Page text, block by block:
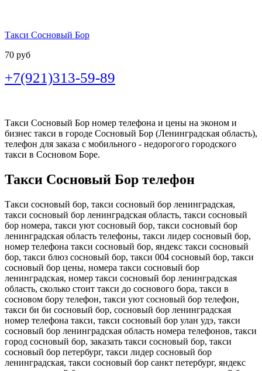
Такси Сосновый Бор
70 руб
+7(921)313-59-89
Такси Сосновый Бор номер телефона и цены на эконом и
бизнес такси в городе Сосновый Бор (Ленинградская область),
телефон для заказа с мобильного - недорогого городского
такси в Сосновом Боре.
Такси Сосновый Бор телефон
Такси сосновый бор, такси сосновый бор ленинградская,
такси сосновый бор ленинградская область, такси сосновый
бор номера, такси уют сосновый бор, такси сосновый бор
ленинградская область телефоны, такси лидер сосновый бор,
номер телефона такси сосновый бор, яндекс такси сосновый
бор, такси блюз сосновый бор, такси 004 сосновый бор, такси
сосновый бор цены, номера такси сосновый бор
ленинградская, номер такси сосновый бор ленинградская
область, сколько стоит такси до соснового бора, такси в
сосновом бору телефон, такси уют сосновый бор телефон,
такси би би сосновый бор, сосновый бор ленинградская
номер телефона такси, такси сосновый бор улан удэ, такси
сосновый бор ленинградская область номера телефонов, такси
город сосновый бор, заказать такси сосновый бор, такси
сосновый бор петербург, такси лидер сосновый бор
ленинградская, такси сосновый бор санкт петербург, яндекс